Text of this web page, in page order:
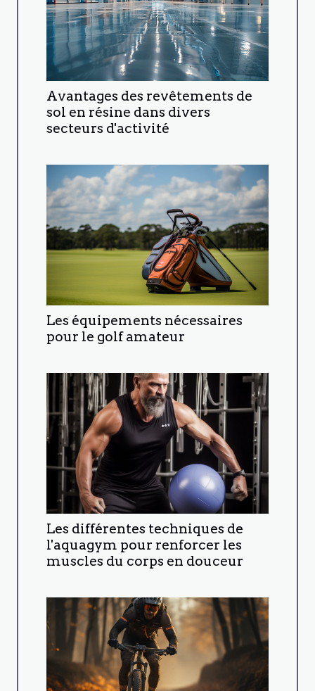
Avantages des revêtements de
sol en résine dans divers
secteurs d'activité
Les équipements nécessaires
pour le golf amateur
Les différentes techniques de
l'aquagym pour renforcer les
muscles du corps en douceur